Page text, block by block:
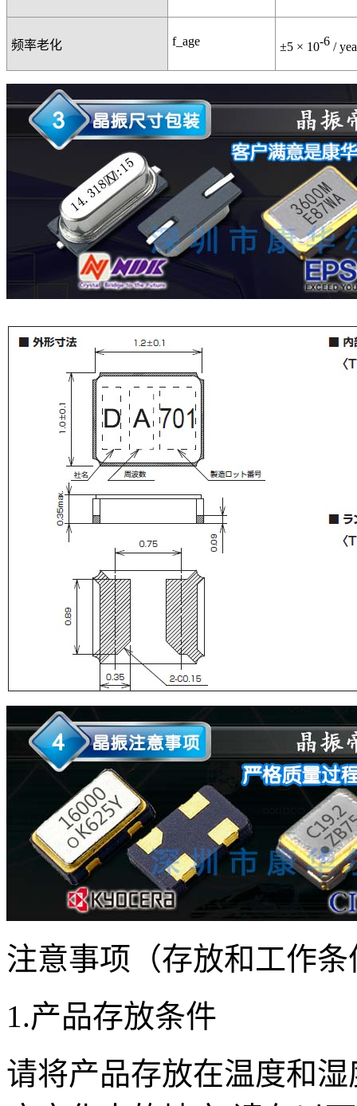
频率老化 f_age ±5 × 10-6 /
注意事项（存放和工作条
1.产品存放条件
请将产品存放在温度和